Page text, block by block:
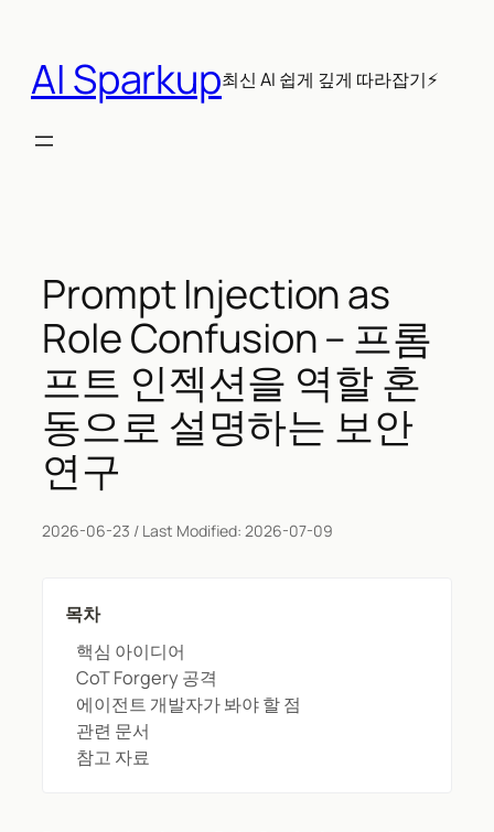
AI Sparkup최신 AI 쉽게 깊게 따라잡기⚡
Prompt Injection as
Role Confusion – 프롬
프트 인젝션을 역할 혼
동으로 설명하는 보안
연구
2026-06-23 / Last Modified: 2026-07-09
목차
핵심 아이디어
CoT Forgery 공격
에이전트 개발자가 봐야 할 점
관련 문서
참고 자료